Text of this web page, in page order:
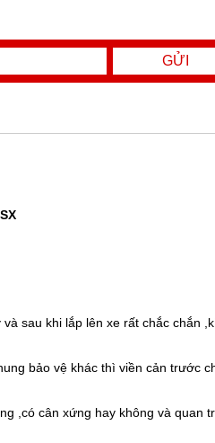
sau khi lắp lên xe rất chắc chắn
bảo vệ khác thì viền cản trước
,có cân xứng hay không và quan